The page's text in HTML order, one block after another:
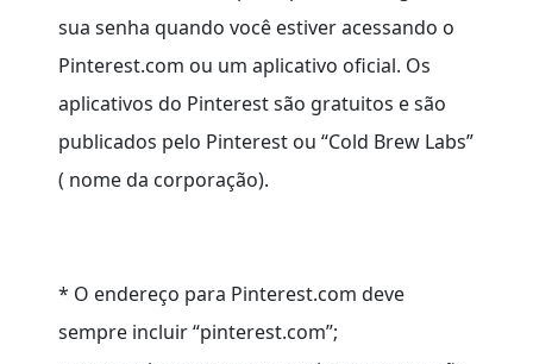
sua senha quando você estiver acessando o
Pinterest.com ou um aplicativo oficial. Os
aplicativos do Pinterest são gratuitos e são
publicados pelo Pinterest ou “Cold Brew Labs”
( nome da corporação).
* O endereço para Pinterest.com deve
sempre incluir “pinterest.com”;